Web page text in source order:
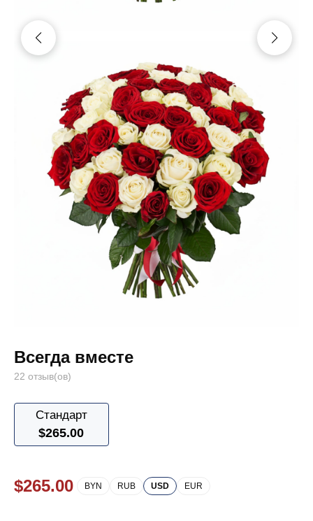
Всегда вместе
22 отзыв(ов)
Стандарт
$265.00
$265.00 BYN RUB USD EUR